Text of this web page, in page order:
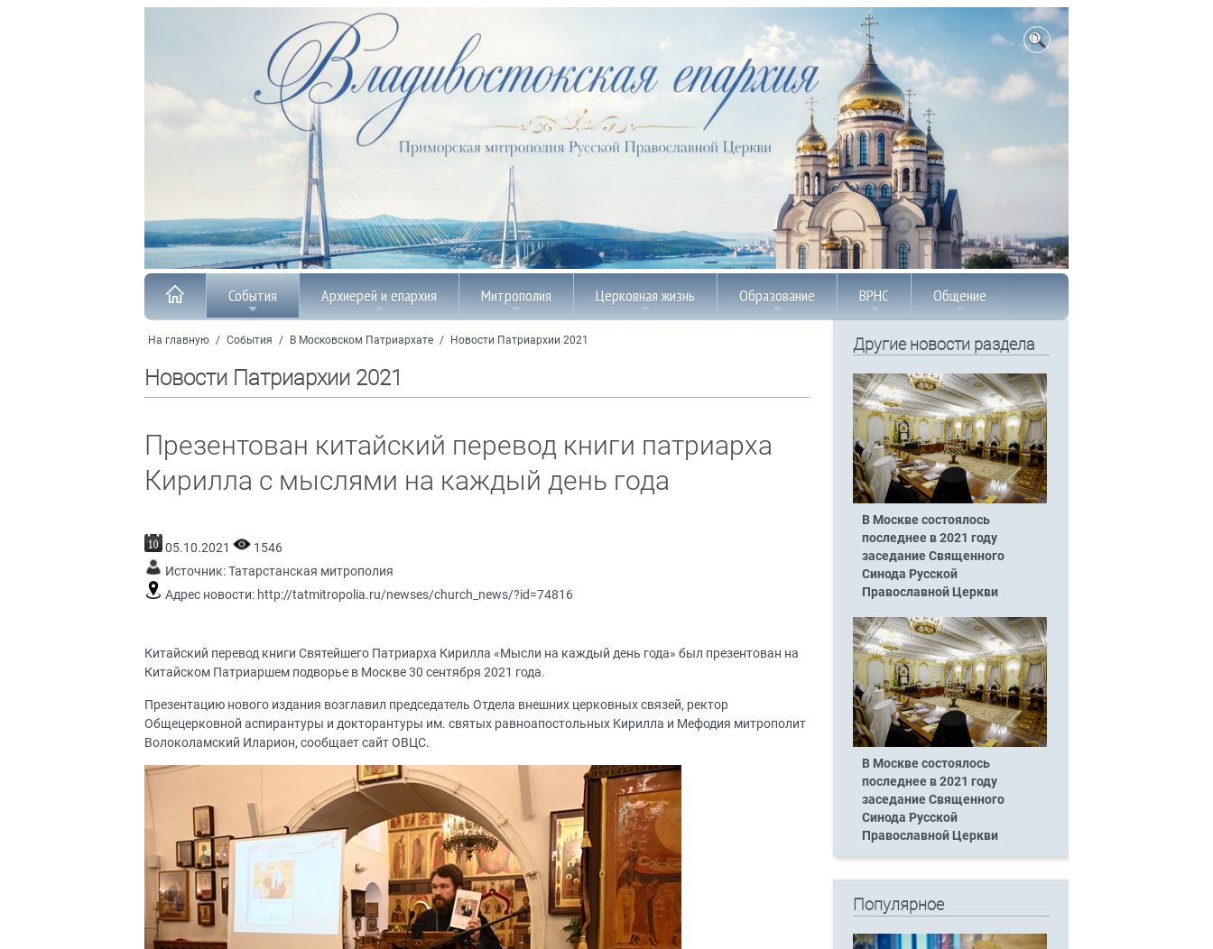
События Архиерей и епархия Митрополия Церковная жизнь Образование ВРНС Общение
На главную / События / В Московском Патриархате / Новости Патриархии 2021
Новости Патриархии 2021
Презентован китайский перевод книги патриарха
Кирилла с мыслями на каждый день года
05.10.2021
1546
Источник:Татарстанская митрополия
Адрес новости: http://tatmitropolia.ru/newses/church_news/?id=74816
Китайский перевод книги Святейшего Патриарха Кирилла «Мысли на каждый день года» был презентован на
Китайском Патриаршем подворье в Москве 30 сентября 2021 года.
Презентацию нового издания возглавил председатель Отдела внешних церковных связей, ректор
Общецерковной аспирантуры и докторантуры им. святых равноапостольных Кирилла и Мефодия митрополит
Волоколамский Иларион, сообщает сайт ОВЦС.
Другие новости раздела
В Москве состоялось
последнее в 2021 году
заседание Священного
Синода Русской
Православной Церкви
В Москве состоялось
последнее в 2021 году
заседание Священного
Синода Русской
Православной Церкви
Популярное